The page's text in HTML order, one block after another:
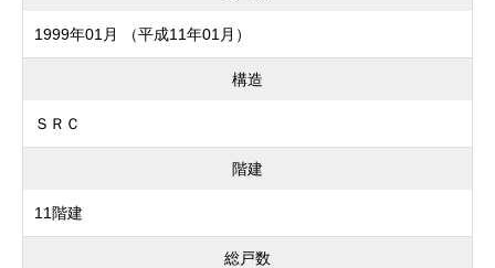
1999年01月 （平成11年01月）
構造
ＳＲＣ
階建
11階建
総戸数